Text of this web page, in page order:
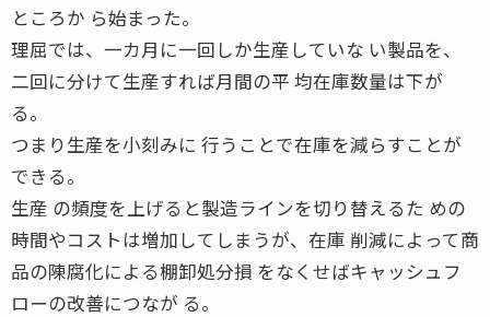
ところか ら始まった。
理屈では、一カ月に一回しか生産していな い製品を、
二回に分けて生産すれば月間の平 均在庫数量は下が
る。
つまり生産を小刻みに 行うことで在庫を減らすことが
できる。
生産 の頻度を上げると製造ラインを切り替えるた めの
時間やコストは増加してしまうが、在庫 削減によって商
品の陳腐化による棚卸処分損 をなくせばキャッシュフ
ローの改善につなが る。